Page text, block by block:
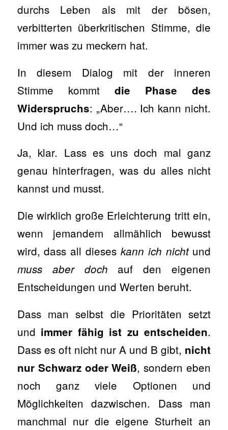
durchs Leben als mit der bösen,
verbitterten überkritischen Stimme, die
immer was zu meckern hat.
In diesem Dialog mit der inneren
Stimme kommt die Phase des
Widerspruchs: „Aber…. Ich kann nicht.
Und ich muss doch…“
Ja, klar. Lass es uns doch mal ganz
genau hinterfragen, was du alles nicht
kannst und musst.
Die wirklich große Erleichterung tritt ein,
wenn jemandem allmählich bewusst
wird, dass all dieses kann ich nichtund
muss aber doch auf den eigenen
Entscheidungen und Werten beruht.
Dass man selbst die Prioritäten setzt
und immer fähig ist zu entscheiden.
Dass es oft nicht nur A und B gibt, nicht
nur Schwarz oder Weiß, sondern eben
noch ganz viele Optionen und
Möglichkeiten dazwischen. Dass man
manchmal nur die eigene Sturheit an